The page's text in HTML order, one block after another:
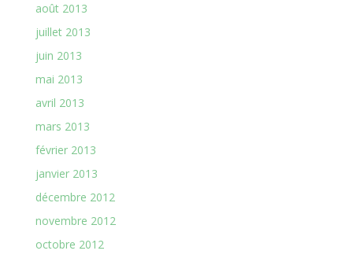
août 2013
juillet 2013
juin 2013
mai 2013
avril 2013
mars 2013
février 2013
janvier 2013
décembre 2012
novembre 2012
octobre 2012